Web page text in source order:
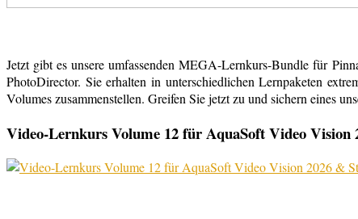
Jetzt gibt es unsere umfassenden MEGA-Lernkurs-Bundle für
PhotoDirector. Sie erhalten in unterschiedlichen Lernpaketen
Volumes zusammenstellen. Greifen Sie jetzt zu und sichern eines
Video-Lernkurs Volume 12 für AquaSoft Video Vision